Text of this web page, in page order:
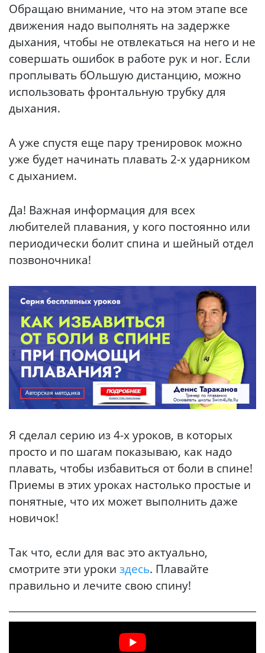
Обращаю внимание, что на этом этапе все
движения надо выполнять на задержке
дыхания, чтобы не отвлекаться на него и не
совершать ошибок в работе рук и ног. Если
проплывать бОльшую дистанцию, можно
использовать фронтальную трубку для
дыхания.
А уже спустя еще пару тренировок можно
уже будет начинать плавать 2-х ударником
с дыханием.
Да! Важная информация для всех
любителей плавания, у кого постоянно или
периодически болит спина и шейный отдел
позвоночника!
Я сделал серию из 4-х уроков, в которых
просто и по шагам показываю, как надо
плавать, чтобы избавиться от боли в спине!
Приемы в этих уроках настолько простые и
понятные, что их может выполнить даже
новичок!
Так что, если для вас это актуально,
смотрите эти уроки здесь. Плавайте
правильно и лечите свою спину!